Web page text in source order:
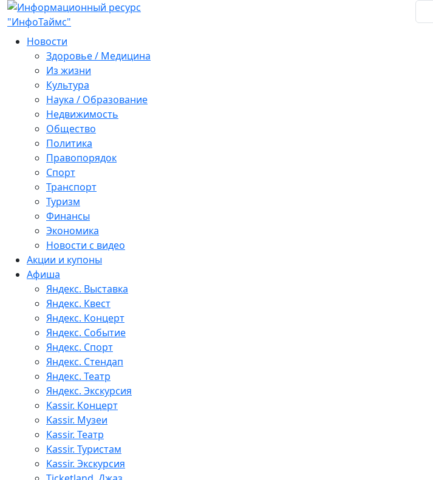
Новости
Здоровье / Медицина
Из жизни
Культура
Наука / Образование
Недвижимость
Общество
Политика
Правопорядок
Спорт
Транспорт
Туризм
Финансы
Экономика
Новости с видео
Акции и купоны
Афиша
Яндекс. Выставка
Яндекс. Квест
Яндекс. Концерт
Яндекс. Событие
Яндекс. Спорт
Яндекс. Стендап
Яндекс. Театр
Яндекс. Экскурсия
Kassir. Концерт
Kassir. Музеи
Kassir. Театр
Kassir. Туристам
Kassir. Экскурсия